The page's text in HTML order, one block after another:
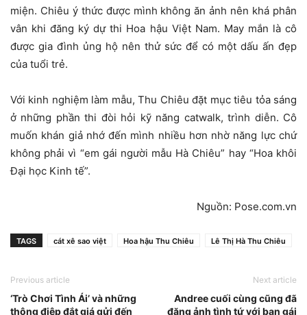
miện. Chiêu ý thức được mình không ăn ảnh nên khá phân
vân khi đăng ký dự thi Hoa hậu Việt Nam. May mắn là cô
được gia đình ủng hộ nên thử sức để có một dấu ấn đẹp
của tuổi trẻ.
Với kinh nghiệm làm mẫu, Thu Chiêu đặt mục tiêu tỏa sáng
ở những phần thi đòi hỏi kỹ năng catwalk, trình diễn. Cô
muốn khán giả nhớ đến mình nhiều hơn nhờ năng lực chứ
không phải vì “em gái người mẫu Hà Chiêu” hay “Hoa khôi
Đại học Kinh tế”.
Nguồn: Pose.com.vn
TAGS cát xê sao việt Hoa hậu Thu Chiêu Lê Thị Hà Thu Chiêu
Previous article
‘Trò Chơi Tình Ái’ và những
thông điệp đắt giá gửi đến
Next article
Andree cuối cùng cũng đã
đăng ảnh tình tứ với bạn gái